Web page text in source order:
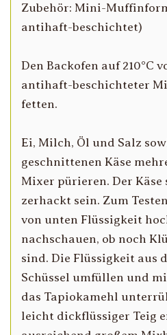
Zubehör: Mini-
antihaft-beschichtet)
Den Backofen auf 210°C
antihaft-beschichteter
fetten.
Ei, Milch, Öl und Salz
geschnittenen Käse
Mixer pürieren. Der
zerhackt sein. Zum
von unten Flüssigkeit
nachschauen, ob noch
sind. Die Flüssigkeit aus
Schüssel umfüllen und
das Tapiokamehl
leicht dickflüssiger Teig